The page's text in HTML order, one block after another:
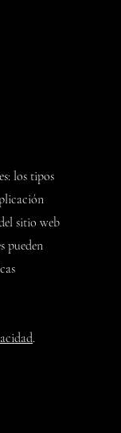
los tipos
sitio web
pueden
.